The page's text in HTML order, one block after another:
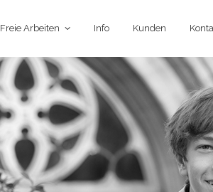
Freie Arbeiten Info Kunden